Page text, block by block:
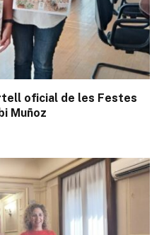
oficial de les Festes
Muñoz